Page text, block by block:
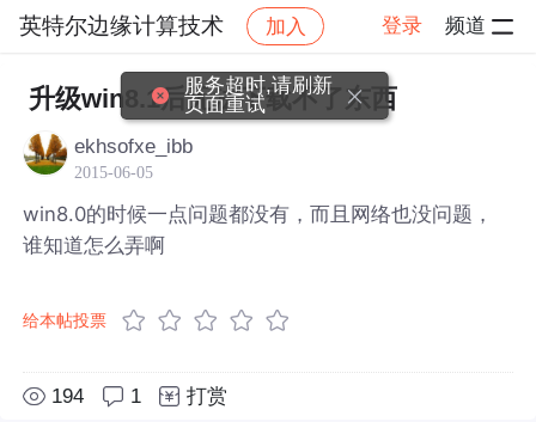
英特尔边缘计算技术 加入 登录 频道
社区 英特尔边缘计算技术 帖子详情
升级win8.1后无法下载不了东西
ekhsofxe_ibb
2015-06-05
win8.0的时候一点问题都没有，而且网络也没问题，
谁知道怎么弄啊
给本帖投票
194 1 打赏
服务超时,请刷新
页面重试